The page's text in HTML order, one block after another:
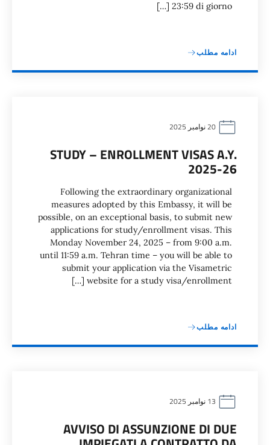
23:59 di giorno […]
ادامه مطلب
STUDY – ENROLLMENT VISAS A.Y.
2025-26
Following the extraordinary organizational
measures adopted by this Embassy, ​​it will be
possible, on an exceptional basis, to submit new
applications for study/enrollment visas. This
Monday November 24, 2025 – from 9:00 a.m.
until 11:59 a.m. Tehran time – you will be able to
submit your application via the Visametric
website for a study visa/enrollment […]
ادامه مطلب
AVVISO DI ASSUNZIONE DI DUE